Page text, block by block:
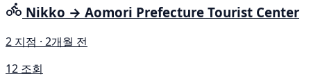
Nikko → Aomori Prefecture Tourist Center
2 지점 · 2개월 전
12 조회